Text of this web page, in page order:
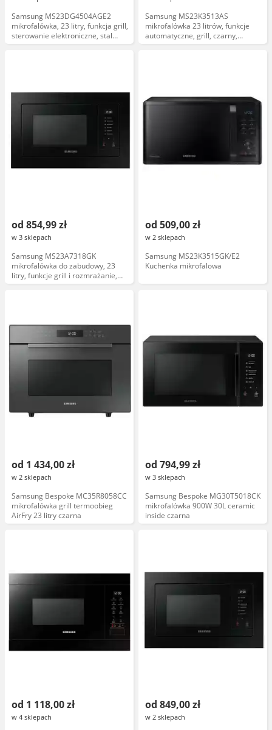
Samsung MS23DG4504AGE2
mikrofalówka, 23 litry, funkcja grill,
sterowanie elektroniczne, stal
nierdzewna
Samsung MS23K3513AS
mikrofalówka 23 litrów, funkcje
automatyczne, grill, czarny,
sterowanie elektroniczne
od 854,99 zł
w 3 sklepach
Samsung MS23A7318GK
mikrofalówka do zabudowy, 23
litry, funkcje grill i rozmrażanie,
czarna
od 509,00 zł
w 2 sklepach
Samsung MS23K3515GK/E2
Kuchenka mikrofalowa
od 1 434,00 zł
w 2 sklepach
Samsung Bespoke MC35R8058CC
mikrofalówka grill termoobieg
AirFry 23 litry czarna
od 794,99 zł
w 3 sklepach
Samsung Bespoke MG30T5018CK
mikrofalówka 900W 30L ceramic
inside czarna
od 1 118,00 zł
w 4 sklepach
od 849,00 zł
w 2 sklepach